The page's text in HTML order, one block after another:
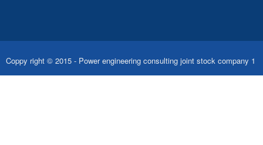
Coppy right © 2015 - Power engineering consulting joint stock company 1